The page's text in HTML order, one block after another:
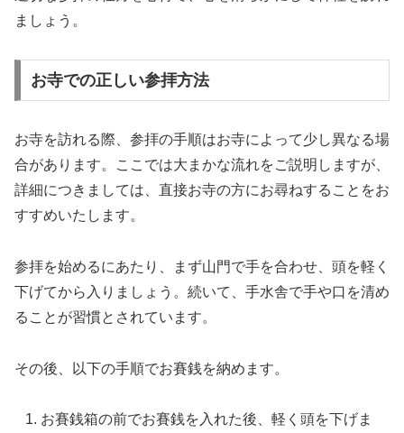
ましょう。
お寺での正しい参拝方法
お寺を訪れる際、参拝の手順はお寺によって少し異なる場
合があります。ここでは大まかな流れをご説明しますが、
詳細につきましては、直接お寺の方にお尋ねすることをお
すすめいたします。
参拝を始めるにあたり、まず山門で手を合わせ、頭を軽く
下げてから入りましょう。続いて、手水舎で手や口を清め
ることが習慣とされています。
その後、以下の手順でお賽銭を納めます。
お賽銭箱の前でお賽銭を入れた後、軽く頭を下げま